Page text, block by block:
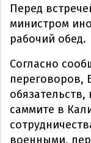
Перед
министром
рабочий обед.
Согласно
переговоров,
саммите в
военными,